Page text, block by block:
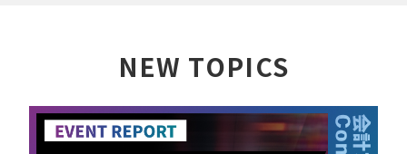
NEW TOPICS